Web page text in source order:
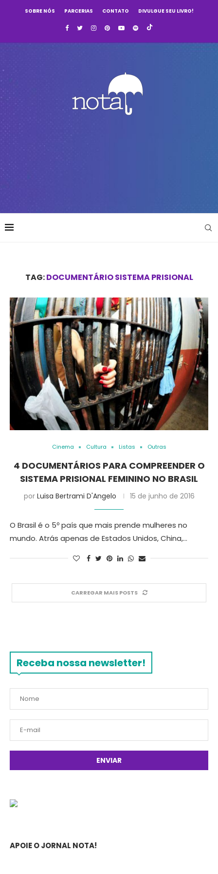
SOBRE NÓS PARCERIAS CONTATO DIVULGUE SEU LIVRO!
TAG:DOCUMENTÁRIO SISTEMA PRISIONAL
Cinema Cultura Listas Outras
4 DOCUMENTÁRIOS PARA COMPREENDER O
SISTEMA PRISIONAL FEMININO NO BRASIL
por Luisa Bertrami D'Angelo 15 de junho de 2016
O Brasil é o 5º país que mais prende mulheres no
mundo. Atrás apenas de Estados Unidos, China,…
CARREGAR MAIS POSTS
Receba nossa newsletter!
APOIE O JORNAL NOTA!